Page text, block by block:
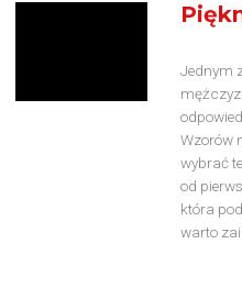
Jednym
Wzorów
wybrać
od
która
warto